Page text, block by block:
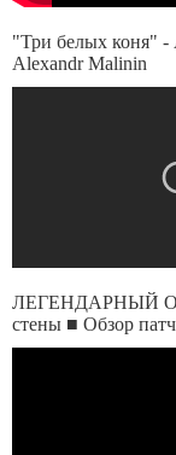
"Три белых коня"
Alexandr Malinin
ЛЕГЕНДАРНЫЙ
стены ■ Обзор